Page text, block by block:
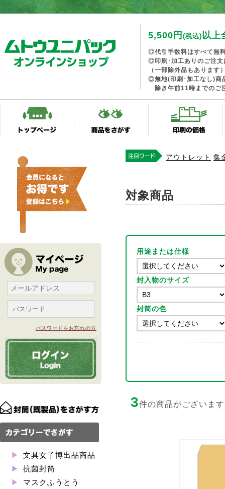
5,500円 (税込)以上
◎代引手数料はすべて無
◎印刷･加工ありのご注文
（一部除外品もあります
◎無地(印刷･加工なし)商
除き午前11時までのご
パスワードをお忘れの方
文具女子博出品商品
抗菌封筒
マスクふうとう
アウトレット 集
対象商品
用途または仕様
封入物のサイズ
封筒の色
3件の商品がございま